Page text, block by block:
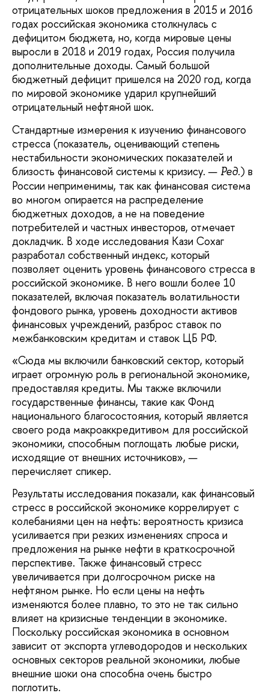
отрицательных шоков предложения в 2015 и 2016
годах российская экономика столкнулась с
дефицитом бюджета, но, когда мировые цены
выросли в 2018 и 2019 годах, Россия получила
дополнительные доходы. Самый большой
бюджетный дефицит пришелся на 2020 год, когда
по мировой экономике ударил крупнейший
отрицательный нефтяной шок.
Стандартные измерения к изучению финансового
стресса (показатель, оценивающий степень
нестабильности экономических показателей и
близость финансовой системы к кризису. — Ред.) в
России неприменимы, так как финансовая система
во многом опирается на распределение
бюджетных доходов, а не на поведение
потребителей и частных инвесторов, отмечает
докладчик. В ходе исследования Кази Сохаг
разработал собственный индекс, который
позволяет оценить уровень финансового стресса в
российской экономике. В него вошли более 10
показателей, включая показатель волатильности
фондового рынка, уровень доходности активов
финансовых учреждений, разброс ставок по
межбанковским кредитам и ставок ЦБ РФ.
«Сюда мы включили банковский сектор, который
играет огромную роль в региональной экономике,
предоставляя кредиты. Мы также включили
государственные финансы, такие как Фонд
национального благосостояния, который является
своего рода макроаккредитивом для российской
экономики, способным поглощать любые риски,
исходящие от внешних источников», —
перечисляет спикер.
Результаты исследования показали, как финансовый
стресс в российской экономике коррелирует с
колебаниями цен на нефть: вероятность кризиса
усиливается при резких изменениях спроса и
предложения на рынке нефти в краткосрочной
перспективе. Также финансовый стресс
увеличивается при долгосрочном риске на
нефтяном рынке. Но если цены на нефть
изменяются более плавно, то это не так сильно
влияет на кризисные тенденции в экономике.
Поскольку российская экономика в основном
зависит от экспорта углеводородов и нескольких
основных секторов реальной экономики, любые
внешние шоки она способна очень быстро
поглотить.